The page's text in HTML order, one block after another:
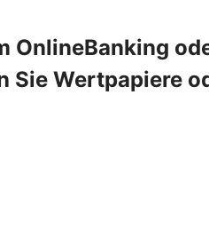
Sie Wertpapiere